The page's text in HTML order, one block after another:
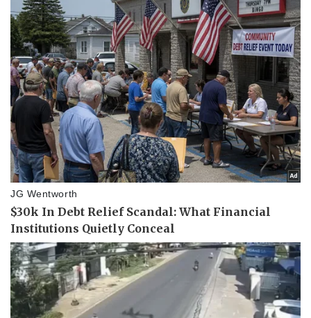
Văn hóa
Sân khấu - Điện ảnh
Văn học
Âm nhạc
Di sản
Giải trí
Thời trang
Sao Việt